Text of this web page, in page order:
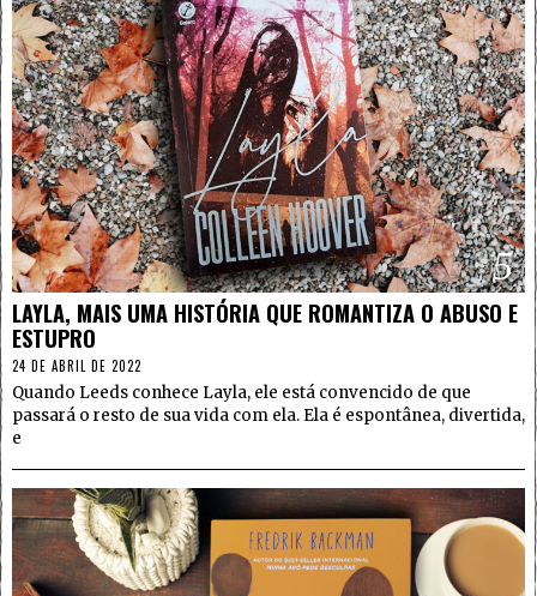
5
LAYLA, MAIS UMA HISTÓRIA QUE ROMANTIZA O ABUSO E
ESTUPRO
24 DE ABRIL DE 2022
Quando Leeds conhece Layla, ele está convencido de que
passará o resto de sua vida com ela. Ela é espontânea, divertida,
e